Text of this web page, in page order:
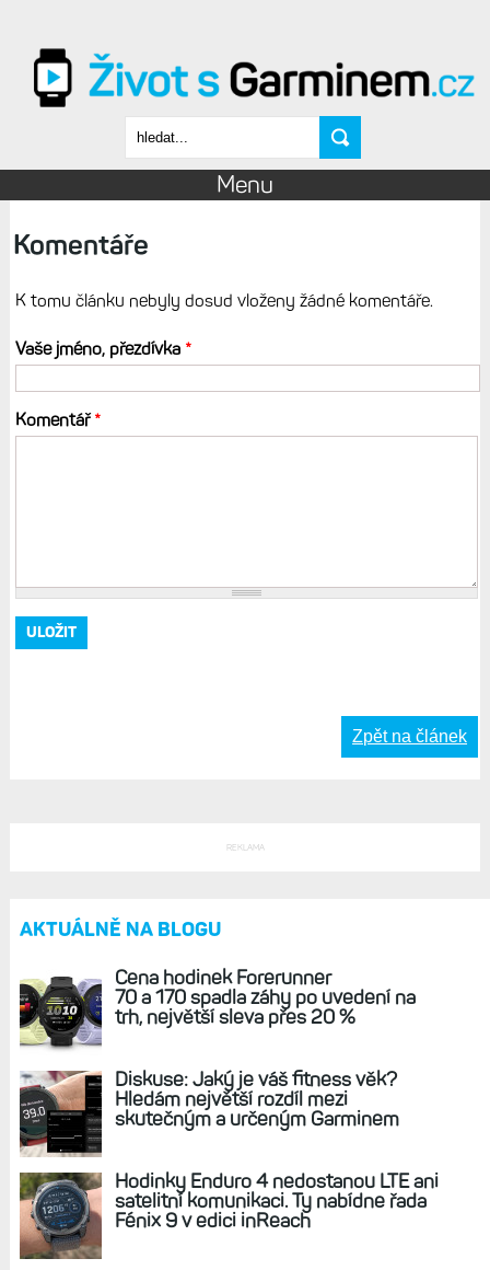
Vyhledávání
Menu
Komentáře
K tomu článku nebyly dosud vloženy žádné komentáře.
Vaše jméno, přezdívka *
Komentář*
Zpět na článek
REKLAMA
AKTUÁLNĚ NA BLOGU
Cena hodinek Forerunner
70 a 170 spadla záhy po uvedení na
trh, největší sleva přes 20 %
Diskuse: Jaký je váš fitness věk?
Hledám největší rozdíl mezi
skutečným a určeným Garminem
Hodinky Enduro 4 nedostanou LTE ani
satelitní komunikaci. Ty nabídne řada
Fénix 9 v edici inReach